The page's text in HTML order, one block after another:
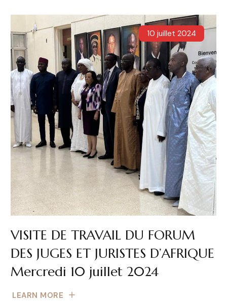
10 juillet 2024
VISITE DE TRAVAIL DU FORUM
DES JUGES ET JURISTES D’AFRIQUE
Mercredi 10 juillet 2024
LEARN MORE